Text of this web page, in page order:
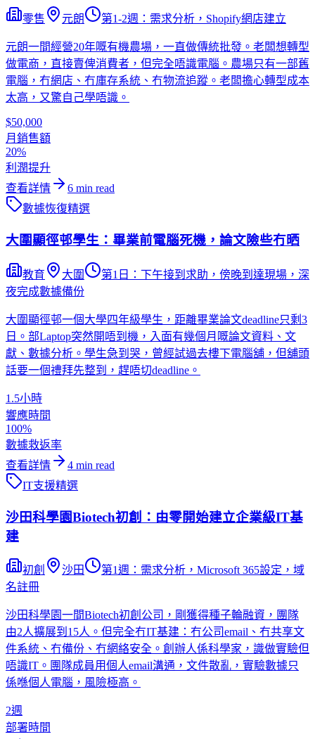
零售 元朗 第1-2週：需求分析，Shopify網店建立
元朗一間經營20年嘅有機農場，一直做傳統批發。老闆想轉型
做電商，直接賣俾消費者，但完全唔識電腦。農場只有一部舊
電腦，冇網店、冇庫存系統、冇物流追蹤。老闆擔心轉型成本
太高，又驚自己學唔識。
$50,000
月銷售額
20%
利潤提升
查看詳情
6 min read
數據恢復精選
大圍顯徑邨學生：畢業前電腦死機，論文險些冇晒
教育 大圍
第1日：下午接到求助，傍晚到達現場，深
夜完成數據備份
大圍顯徑邨一個大學四年級學生，距離畢業論文deadline只剩3
日。部Laptop突然開唔到機，入面有幾個月嘅論文資料、文
獻、數據分析。學生急到哭，曾經試過去樓下電腦舖，但舖頭
話要一個禮拜先整到，趕唔切deadline。
1.5小時
響應時間
100%
數據救返率
查看詳情
4 min read
IT支援精選
沙田科學園Biotech初創：由零開始建立企業級IT基
建
初創 沙田
第1週：需求分析，Microsoft 365設定，域
名註冊
沙田科學園一間Biotech初創公司，剛獲得種子輪融資，團隊
由2人擴展到15人。但完全冇IT基建：冇公司email、冇共享文
件系統、冇備份、冇網絡安全。創辦人係科學家，識做實驗但
唔識IT。團隊成員用個人email溝通，文件散亂，實驗數據只
係喺個人電腦，風險極高。
2週
部署時間